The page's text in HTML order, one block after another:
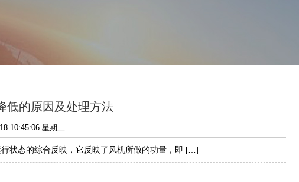
低的原因及处理方法
10:45:06 星期二
行状态的综合反映，它反映了风机所做的功量，即 […]